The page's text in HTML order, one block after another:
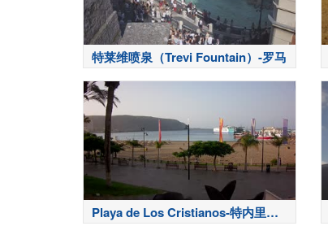
特莱维喷泉（Trevi Fountain）-罗马
Playa de Los Cristianos-特内里费